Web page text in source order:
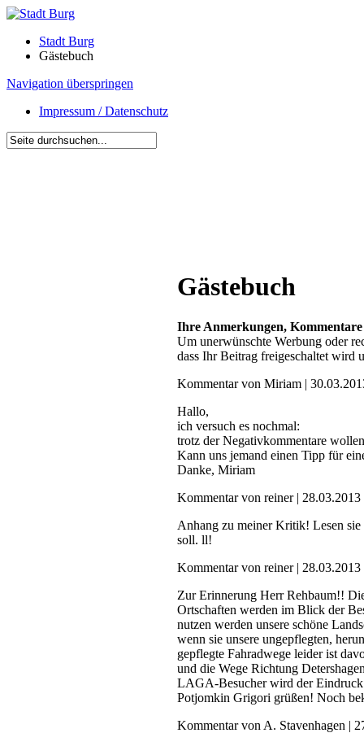
Stadt Burg
Gästebuch
Navigation überspringen
Impressum / Datenschutz
Gästebuch
Ihre Anmerkungen,
Um unerwünschte Werbung oder
dass Ihr Beitrag freigeschaltet wird
Kommentar von Miriam |
Hallo,
ich versuch es nochmal:
trotz der Negativkommentare
Kann uns jemand einen Tipp für
Danke, Miriam
Kommentar von reiner | 28.03.2013
Anhang zu meiner Kritik! Lesen sie
soll. ll!
Kommentar von reiner | 28.03.2013
Zur Erinnerung Herr Rehbaum!!
Ortschaften werden im Blick der
nutzen werden unsere schöne
wenn sie unsere ungepflegten,
gepflegte Fahradwege leider ist
und die Wege Richtung
LAGA-Besucher wird der Eindruck
Potjomkin Grigori grüßen! Noch
Kommentar von A. Stavenhagen |